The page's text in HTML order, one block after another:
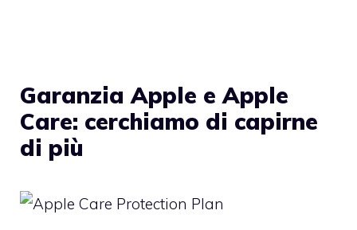
Garanzia Apple e Apple
Care: cerchiamo di capirne
di più